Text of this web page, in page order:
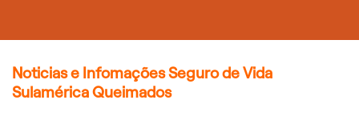
Noticias e Infomações Seguro de Vida
Sulamérica Queimados